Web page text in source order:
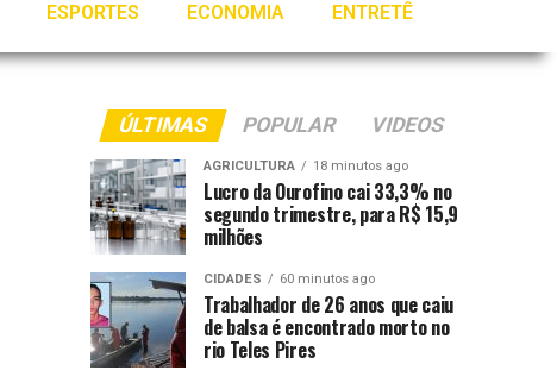
ESPORTES ECONOMIA ENTRETÊ
ÚLTIMAS POPULAR VIDEOS
AGRICULTURA 18 minutos ago
Lucro da Ourofino cai 33,3% no
segundo trimestre, para R$ 15,9
milhões
CIDADES 60 minutos ago
Trabalhador de 26 anos que caiu
de balsa é encontrado morto no
rio Teles Pires